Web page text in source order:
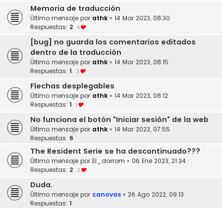
Memoria de traducción
Último mensaje por athk « 14 Mar 2023, 08:30
Respuestas: 2 4
[bug] no guarda los comentarios editados
dentro de la traducción
Último mensaje por athk « 14 Mar 2023, 08:15
Respuestas: 1 3
Flechas desplegables
Último mensaje por athk « 14 Mar 2023, 08:12
Respuestas: 1 1
No funciona el botón "Iniciar sesión" de la web
Último mensaje por athk « 14 Mar 2023, 07:55
Respuestas: 6
The Resident Serie se ha descontinuado???
Último mensaje por El_darrom « 06 Ene 2023, 21:24
Respuestas: 2 2
Duda.
Último mensaje por canovas « 26 Ago 2022, 09:13
Respuestas: 1